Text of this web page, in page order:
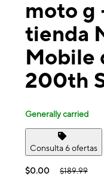
moto g
tienda
Mobile
200th
Generally carried
Consulta 6 ofertas
$0.00 $189.99